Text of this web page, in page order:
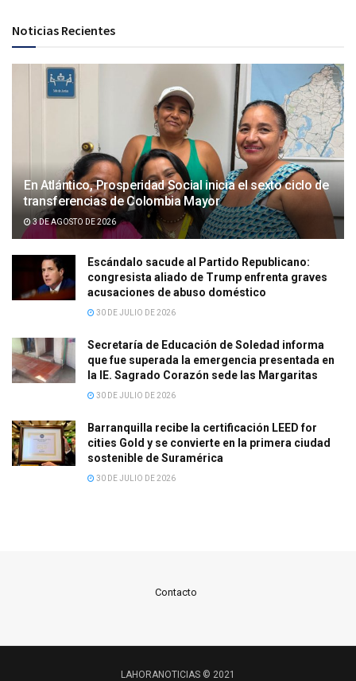
Noticias Recientes
En Atlántico, Prosperidad Social inicia el sexto ciclo de
transferencias de Colombia Mayor
3 DE AGOSTO DE 2026
Escándalo sacude al Partido Republicano:
congresista aliado de Trump enfrenta graves
acusaciones de abuso doméstico
30 DE JULIO DE 2026
Secretaría de Educación de Soledad informa
que fue superada la emergencia presentada en
la IE. Sagrado Corazón sede las Margaritas
30 DE JULIO DE 2026
Barranquilla recibe la certificación LEED for
cities Gold y se convierte en la primera ciudad
sostenible de Suramérica
30 DE JULIO DE 2026
Contacto
LAHORANOTICIAS © 2021